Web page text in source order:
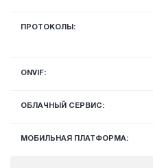
ПРОТОКОЛЫ:
ONVIF:
ОБЛАЧНЫЙ СЕРВИС:
МОБИЛЬНАЯ ПЛАТФОРМА: